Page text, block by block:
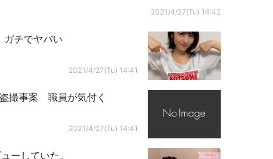
2021/4/27(Tu) 14:42
ガチでヤバい
2021/4/27(Tu) 14:41
撮事案 職員が気付く
2021/4/27(Tu) 14:41
ーしていた。